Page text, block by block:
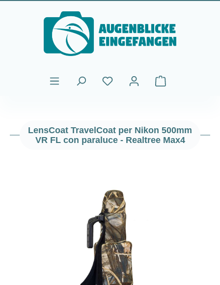
Passa al contenuto principale
Il carrello
LensCoat TravelCoat per Nikon 500mm
VR FL con paraluce - Realtree Max4